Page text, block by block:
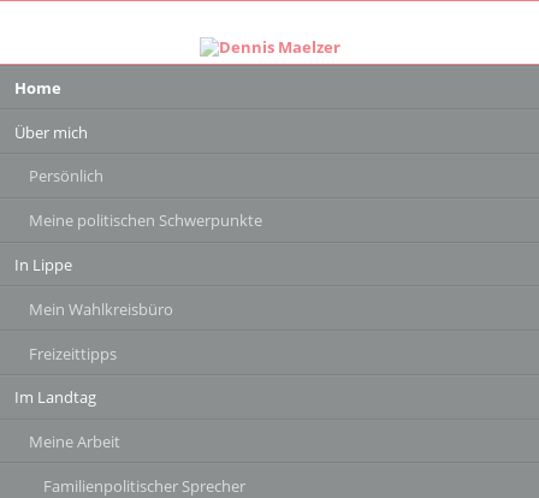
überspringen
Home
Über mich
Persönlich
Meine politischen Schwerpunkte
In Lippe
Mein Wahlkreisbüro
Freizeittipps
Im Landtag
Meine Arbeit
Familienpolitischer Sprecher